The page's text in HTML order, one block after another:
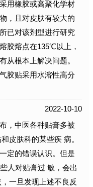
用橡胶或高聚化学材
，且对皮肤有较大的
已对该剂型进行研究
胶熔点在135℃以上，
从根本上解决问题。
胶贴采用水溶性高分
2022-10-10
，中医各种贴膏多被
皮肤科的某些疾 病。
定的错误认识。但是
人对贴膏过 敏，会出
一旦发现上述不良反